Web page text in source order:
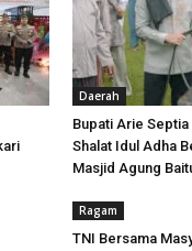
Daerah
Bupati Arie
Shalat Idul Adha
Masjid Agung
Ragam
TNI Bersama